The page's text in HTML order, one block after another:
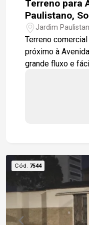
Terreno para
Paulistano,
Jardim
Terreno
próximo à
grande fluxo e fácil acesso. -
Avenida Barão
Cód. 7544